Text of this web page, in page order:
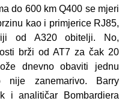
do 600 km Q400 se mjeri
kao i primjerice RJ85,
od A320 obitelji. No,
brži od AT7 za čak 20
dnevno obaviti jednu
zanemarivo. Barry
i analitičar Bombardiera